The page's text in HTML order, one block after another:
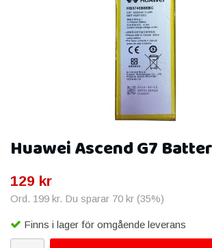
Huawei Ascend G7
129 kr
Ord. 199 kr. Du sparar 70 kr (35%)
Finns i lager för omgående leverans